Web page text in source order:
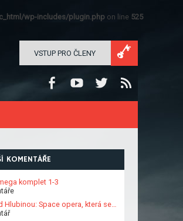
wp-includes/plugin.php on line 525
VSTUP PRO ČLENY
KOMENTÁŘE
komplet 1-3
Hlubinou: Space opera, která se…